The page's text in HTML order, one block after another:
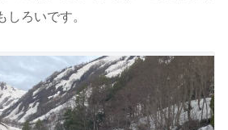
しろいです。